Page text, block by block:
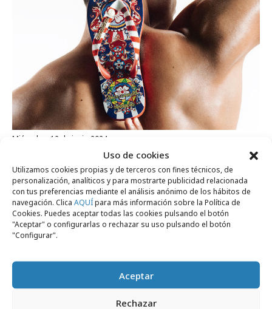
Uso de cookies
Utilizamos cookies propias y de terceros con fines técnicos, de
personalización, analíticos y para mostrarte publicidad relacionada
con tus preferencias mediante el análisis anónimo de los hábitos de
navegación. Clica AQUÍpara más información sobre la Política de
Cookies. Puedes aceptar todas las cookies pulsando el botón
"Aceptar" o configurarlas o rechazar su uso pulsando el botón
"Configurar".
Aceptar
Rechazar
miércoles, 12 de junio 2024
Chanclas Havaianas by Dolce & Gabbana
Campañas